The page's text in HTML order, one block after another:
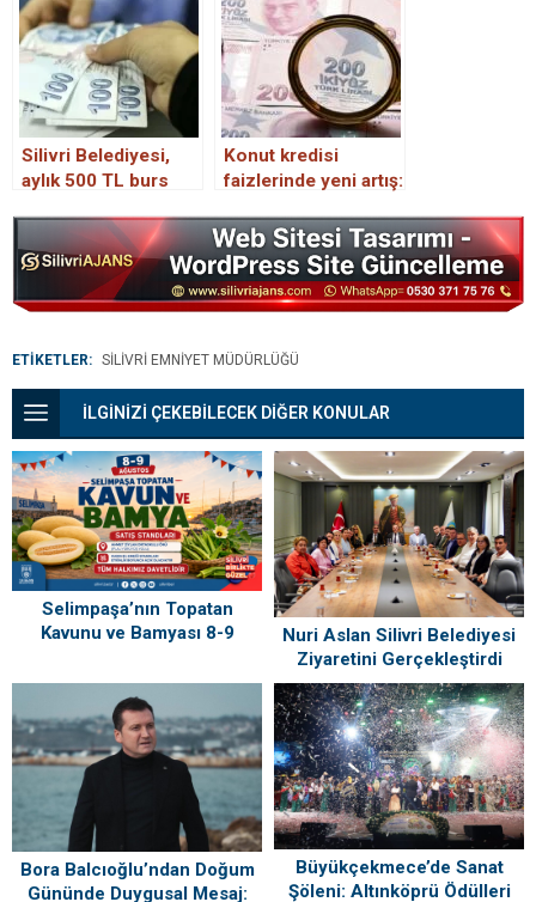
Silivri Belediyesi,
aylık 500 TL burs
Konut kredisi
faizlerinde yeni artış:
aylık taksit rekor
seviyeye ulaştı
ETİKETLER: SILIVRI EMNIYET MÜDÜRLÜĞÜ
İLGİNİZİ ÇEKEBİLECEK DİĞER KONULAR
Selimpaşa’nın Topatan
Kavunu ve Bamyası 8-9
Buluşuyor
Nuri Aslan Silivri Belediyesi
Ziyaretini Gerçekleştirdi
Bora Balcıoğlu’ndan Doğum
Gününde Duygusal Mesaj:
Büyükçekmece’de Sanat
Şöleni: Altınköprü Ödülleri